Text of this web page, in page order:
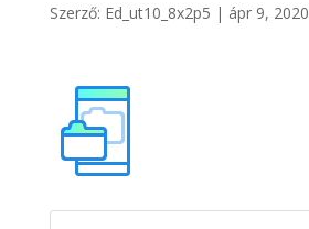
Szerző: Ed_ut10_8x2p5 | ápr 9, 2020